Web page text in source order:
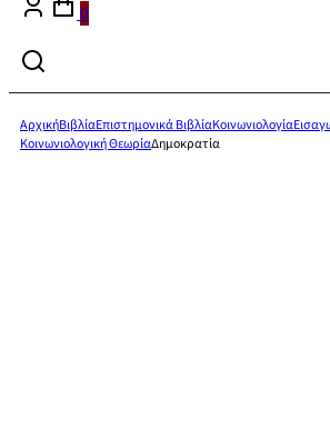
0
ΑρχικήΒιβλίαΕπιστημονικά ΒιβλίαΚοινωνιολογία
Κοινωνιολογική ΘεωρίαΔημοκρατία